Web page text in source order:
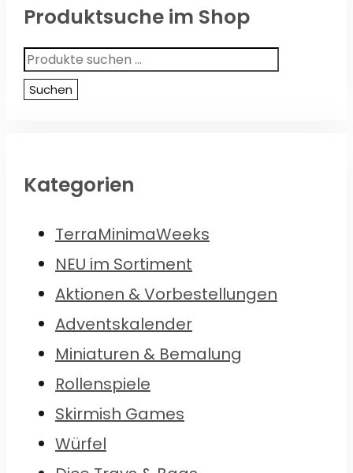
Produktsuche im Shop
Suchen
nach:
Suchen
Kategorien
TerraMinimaWeeks
NEU im Sortiment
Aktionen & Vorbestellungen
Adventskalender
Miniaturen & Bemalung
Rollenspiele
Skirmish Games
Würfel